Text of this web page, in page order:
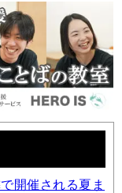
開催される夏ま